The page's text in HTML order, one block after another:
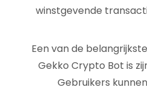
winstgevende
Een van de
Gekko Crypto Bot is
Gebruikers